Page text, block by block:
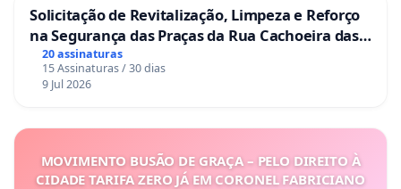
Solicitação de Revitalização, Limpeza e Reforço
na Segurança das Praças da Rua Cachoeira das
Sete Ilhas
20 assinaturas
15 Assinaturas / 30 dias
9 Jul 2026
MOVIMENTO BUSÃO DE GRAÇA – PELO DIREITO À
CIDADE TARIFA ZERO JÁ EM CORONEL FABRICIANO